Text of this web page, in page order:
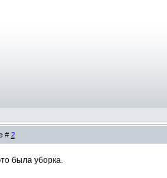
# 2
была уборка.